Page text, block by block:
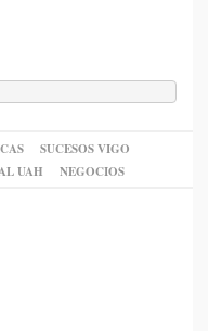
SUCESOS VIGO
UAH NEGOCIOS